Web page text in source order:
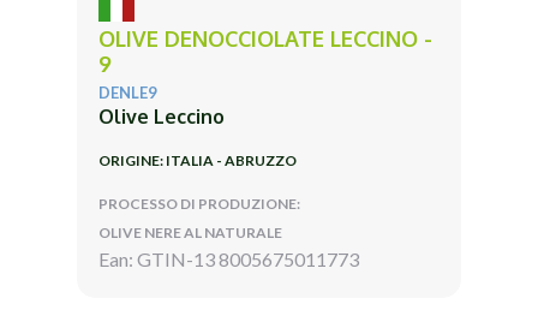
OLIVE DENOCCIOLATE LECCINO -
9
DENLE9
Olive Leccino
ORIGINE: ITALIA - ABRUZZO
PROCESSO DI PRODUZIONE:
OLIVE NERE AL NATURALE
Ean: GTIN-13 8005675011773